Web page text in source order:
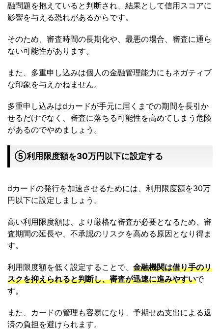
融問題を抱えていると判断され、結果として信用スコアに
影響を与える恐れがあるからです。
そのため、審査時間の長期化や、最悪の場合、審査に通ら
ない可能性があります。
また、多重申し込みは個人の金融管理能力にもネガティブ
な印象を与えかねません。
多重申し込みはdカードが手元に届くまでの期間を長引か
せるだけでなく、審査に落ちる可能性を高めてしまう危険
があるのでやめましょう。
⑤利用限度額を30万円以下に設定する
dカードの発行を加速させるためには、利用限度額を30万
円以下に設定しましょう。
高い利用限度額は、より厳格な審査が必要となるため、審
査期間の延長や、不承認のリスクを高める原因となり得ま
す。
利用限度額を低く設定することで、 金融機関は借り手のリ
スクを抑えられると判断し、審査が迅速に進みやすいで
す。
また、カードの管理も容易になり、予期せぬ支出による返
済の負担を避けられます。